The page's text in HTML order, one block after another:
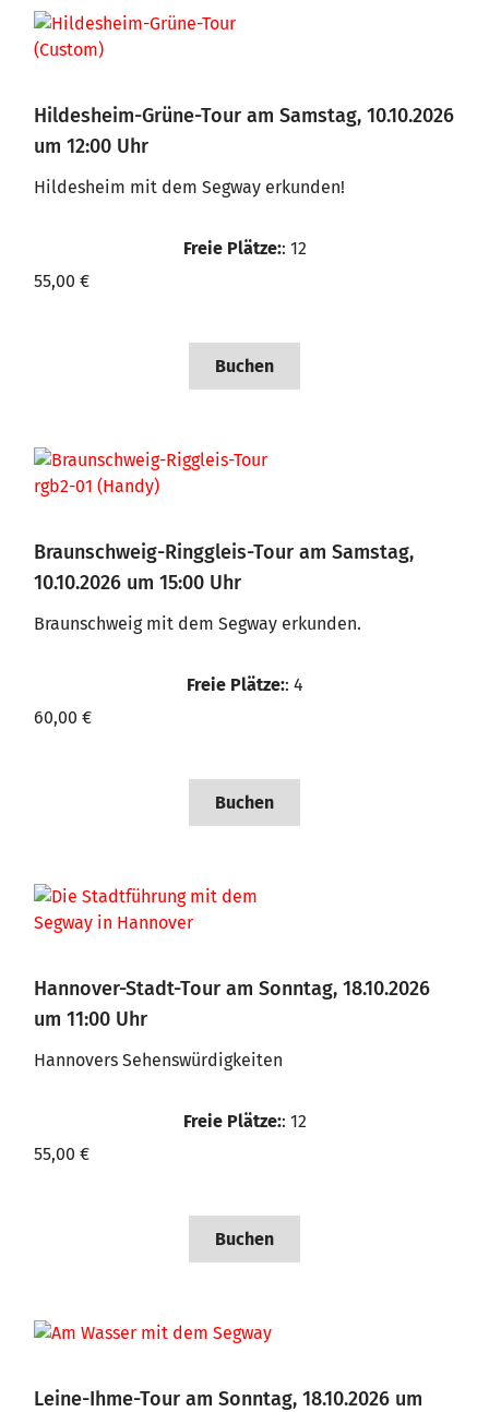
Hildesheim-Grüne-Tour am Samstag, 10.10.2026
um 12:00 Uhr
Hildesheim mit dem Segway erkunden!
Freie Plätze:: 12
55,00 €
Buchen
Braunschweig-Ringgleis-Tour am Samstag,
10.10.2026 um 15:00 Uhr
Braunschweig mit dem Segway erkunden.
Freie Plätze:: 4
60,00 €
Buchen
Hannover-Stadt-Tour am Sonntag, 18.10.2026
um 11:00 Uhr
Hannovers Sehenswürdigkeiten
Freie Plätze:: 12
55,00 €
Buchen
Leine-Ihme-Tour am Sonntag, 18.10.2026 um